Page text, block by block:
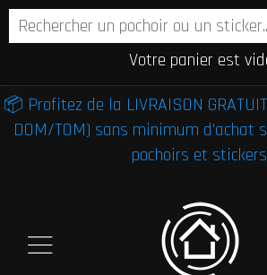
Votre panier est
📦 Profitez de la LIVRAISON
DOM/TOM) sans minimum d'achat
pochoirs et